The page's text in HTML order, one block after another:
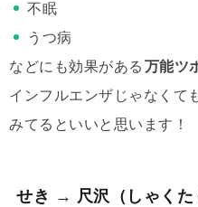
不眠
うつ病
などにも効果がある 万能ツ
インフルエンザじゃなくて
みてるといいと思います！
せき → 尺沢（しゃくた